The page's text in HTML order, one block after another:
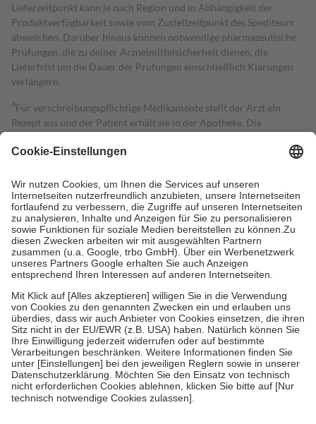
Lieferzeitpunkt kann je nach Region und in Abhängigkeit der
Produktverfügbarkeit sowie vom Zustellzeitpunkt des Spediteurs
abweichen. Darüber hinaus können notwendige pharmazeutische
Prüfungen, die zu deiner Arzneimittelsicherheit dienen, die
Lieferfrist um die Dauer der Prüfungen einschließlich Klärungen
verlängern.
4Für verschreibungspflichtige Medikamente stellt der Arzt ein
Rezept aus und der Patient erhält sie in der Apotheke. Die
Kosten dafür, der Versicherte trägt einen Teil davon als Zuzahlung
Grundsätzlich leisten Mitglieder Zuzahlungen in Höhe von zehn
Prozent des Abgabepreises,mindestensjedochfünf Euround
höchstens zehn Euro.Es sind jedoch nie mehr als die tatsächlichen
Kosten der Leistung zu entrichten.
Diese Regeln gelten grundsätzlich auch für Online-Apotheken.
Bei Heilmitteln und häuslicher Krankenpflege beträgt die
Zuzahlung zehn Prozent der Kosten sowie zehn Euro je
Um das Engagement der Versicherten für ihre eigene Gesundheit zu
stärken und die besondere Stellung der Familie zu unterstützen,
fallenkeine Zuzahlungen an bei:
• Kindern und Jugendlichen bis zum vollendeten 18. Lebensjahr
mit Ausnahme der Fahrkosten
• Untersuchungen zur Vorsorge und Früherkennung, die von der
GKV getragen werden
• empfohlenen Schutzimpfungen